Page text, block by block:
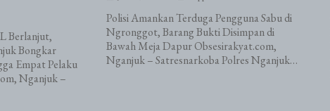
Berlanjut,
Bongkar
Empat Pelaku
Nganjuk –
Polisi Amankan Terduga Pengguna Sabu di
Ngronggot, Barang Bukti Disimpan di
Bawah Meja Dapur Obsesirakyat.com,
Nganjuk – Satresnarkoba Polres Nganjuk…